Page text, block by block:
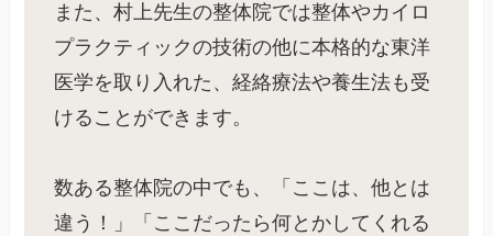
また、村上先生の整体院では整体やカイロ
プラクティックの技術の他に本格的な東洋
医学を取り入れた、経絡療法や養生法も受
けることができます。
数ある整体院の中でも、「ここは、他とは
違う！」「ここだったら何とかしてくれる